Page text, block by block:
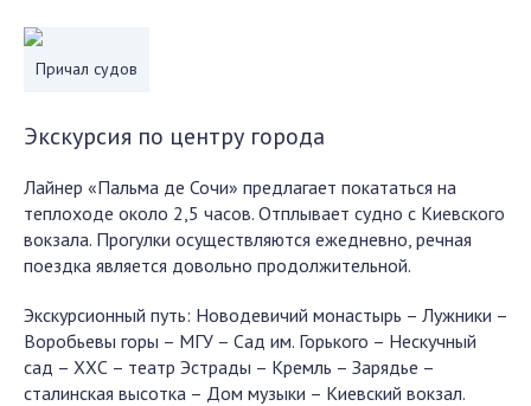
Причал судов
Экскурсия по центру города
Лайнер «Пальма де Сочи» предлагает покататься на
теплоходе около 2,5 часов. Отплывает судно с Киевского
вокзала. Прогулки осуществляются ежедневно, речная
поездка является довольно продолжительной.
Экскурсионный путь: Новодевичий монастырь – Лужники –
Воробьевы горы – МГУ – Сад им. Горького – Нескучный
сад – ХХС – театр Эстрады – Кремль – Зарядье –
сталинская высотка – Дом музыки – Киевский вокзал.